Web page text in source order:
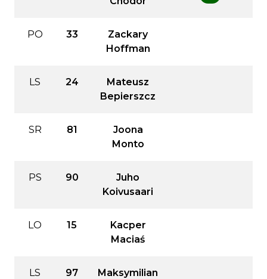
PO 33
Zackary
Hoffman
LS 24
Mateusz
Bepierszcz
SR 81
Joona
Monto
PS 90
Juho
Koivusaari
LO 15
Kacper
Maciaś
LS 97
Maksymilian